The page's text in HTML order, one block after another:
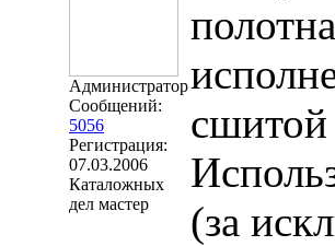
Администратор
Сообщений:
5056
Регистрация:
07.03.2006
Каталожных
дел мастер
сшитой
(за